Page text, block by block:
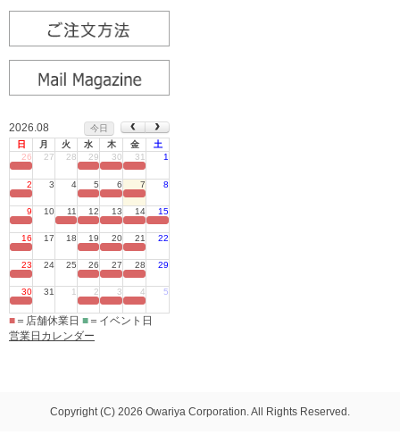
2026.08
今日
日
月 火 水 木 金
土
26
27 28 29 30 31 1
2 3 4 5 6 7 8
9 10 11 12 13 14 15
16 17 18 19 20 21 22
23 24 25 26 27 28 29
30 31 1 2 3 4 5
■ ＝店舗休業日 ■ ＝イベント日
営業日カレンダー
Copyright (C) 2026 Owariya Corporation. All Rights Reserved.